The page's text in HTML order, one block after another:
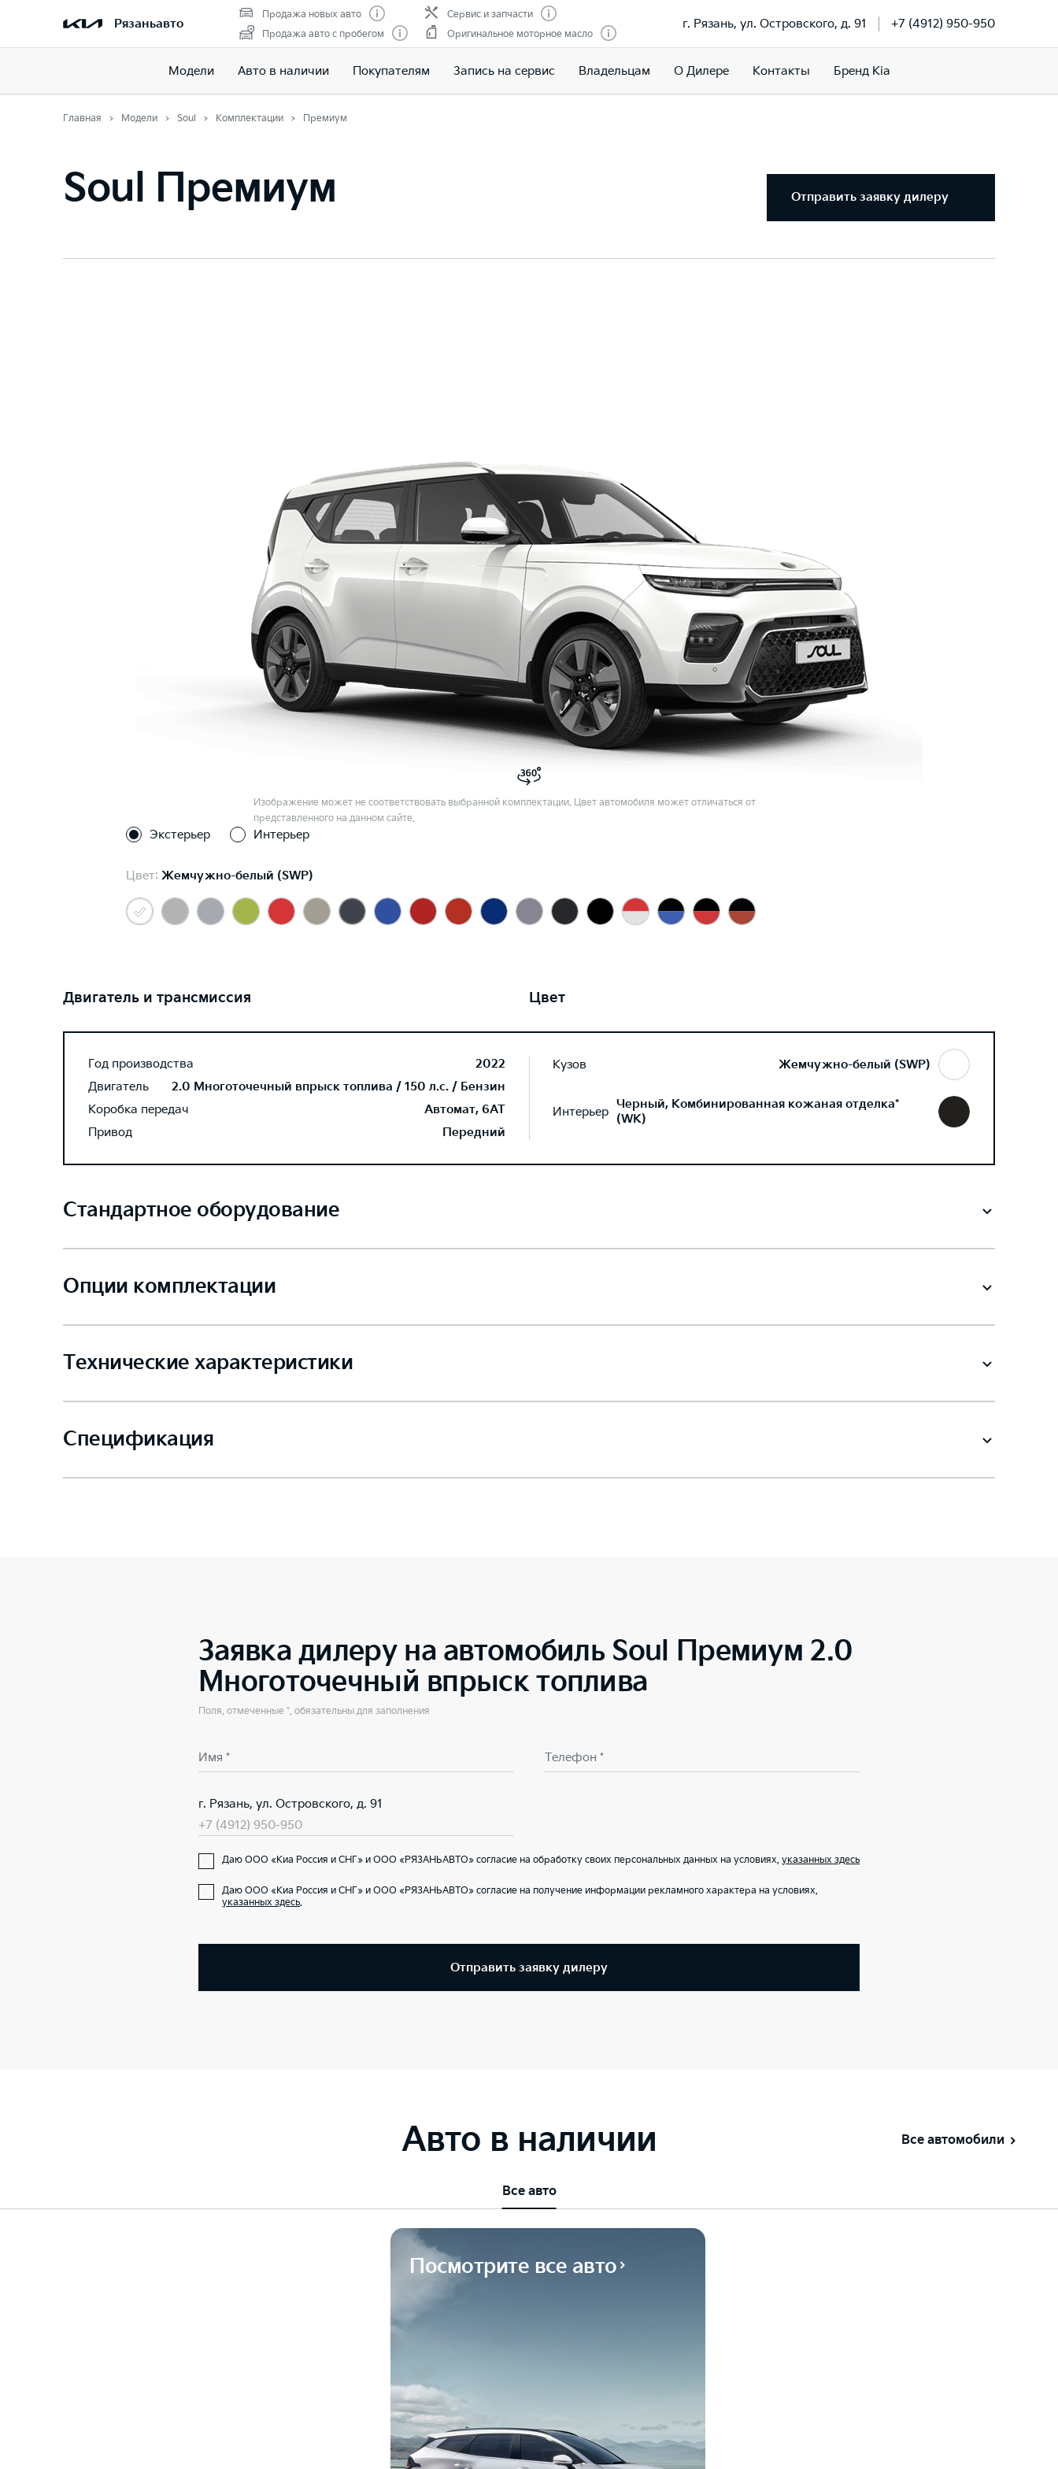
Рязаньавто
Продажа новых авто
Продажа авто с пробегом
Сервис и запчасти
Оригинальное моторное масло
г. Рязань, ул. Островского, д. 91 +7 (4912) 950-950
Модели Авто в наличии Покупателям Запись на сервис Владельцам О Дилере Контакты Бренд Kia
Главная Модели Soul Комплектации Премиум
Soul Премиум Отправить заявку дилеру
Изображение может не соответствовать выбранной комплектации. Цвет автомобиля может отличаться от
представленного на данном сайте.
Экстерьер Интерьер
Цвет: Жемчужно-белый (SWP)
Двигатель и трансмиссия
Год производства
2022
Двигатель
2.0 Многоточечный впрыск топлива / 150 л.с. / Бензин
Коробка передач
Автомат, 6AT
Привод
Передний
Цвет
Кузов Жемчужно-белый (SWP)
Интерьер Черный, Комбинированная кожаная отделка*
(WK)
Стандартное оборудование
Опции комплектации
Технические характеристики
Спецификация
Заявка дилеру на автомобиль Soul Премиум 2.0
Многоточечный впрыск топлива
Поля, отмеченные *, обязательны для заполнения
Имя * Телефон *
г. Рязань, ул. Островского, д. 91
+7 (4912) 950-950
Даю ООО «Киа Россия и СНГ» и ООО «РЯЗАНЬАВТО» согласие на обработку своих персональных данных на условиях, указанных здесь
Даю ООО «Киа Россия и СНГ» и ООО «РЯЗАНЬАВТО» согласие на получение информации рекламного характера на условиях,
указанных здесь.
Отправить заявку дилеру
Авто в наличии Все автомобили
Все авто
Посмотрите все авто